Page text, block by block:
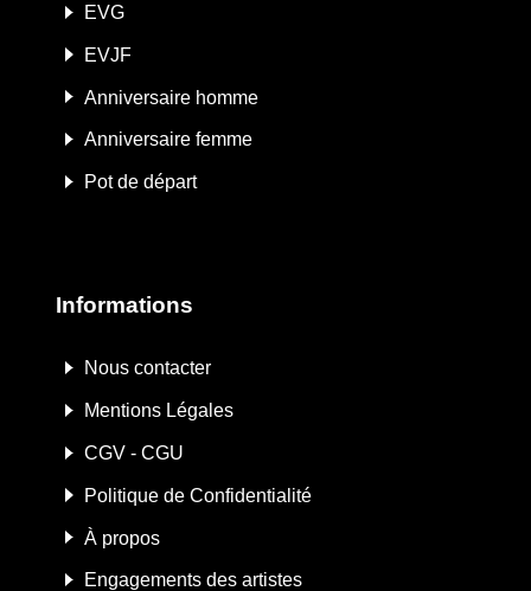
EVG
EVJF
Anniversaire homme
Anniversaire femme
Pot de départ
Informations
Nous contacter
Mentions Légales
CGV - CGU
Politique de Confidentialité
À propos
Engagements des artistes